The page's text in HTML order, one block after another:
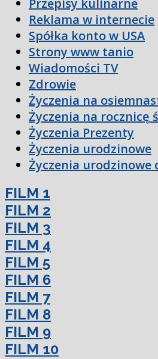
Reklama w internecie
Spółka konto w USA
Strony www tanio
Wiadomości TV
Zdrowie
Życzenia na
Życzenia na rocznicę
Życzenia Prezenty
Życzenia urodzinowe
Życzenia urodzinowe
FILM 1
FILM 2
FILM 3
FILM 4
FILM 5
FILM 6
FILM 7
FILM 8
FILM 9
FILM 10